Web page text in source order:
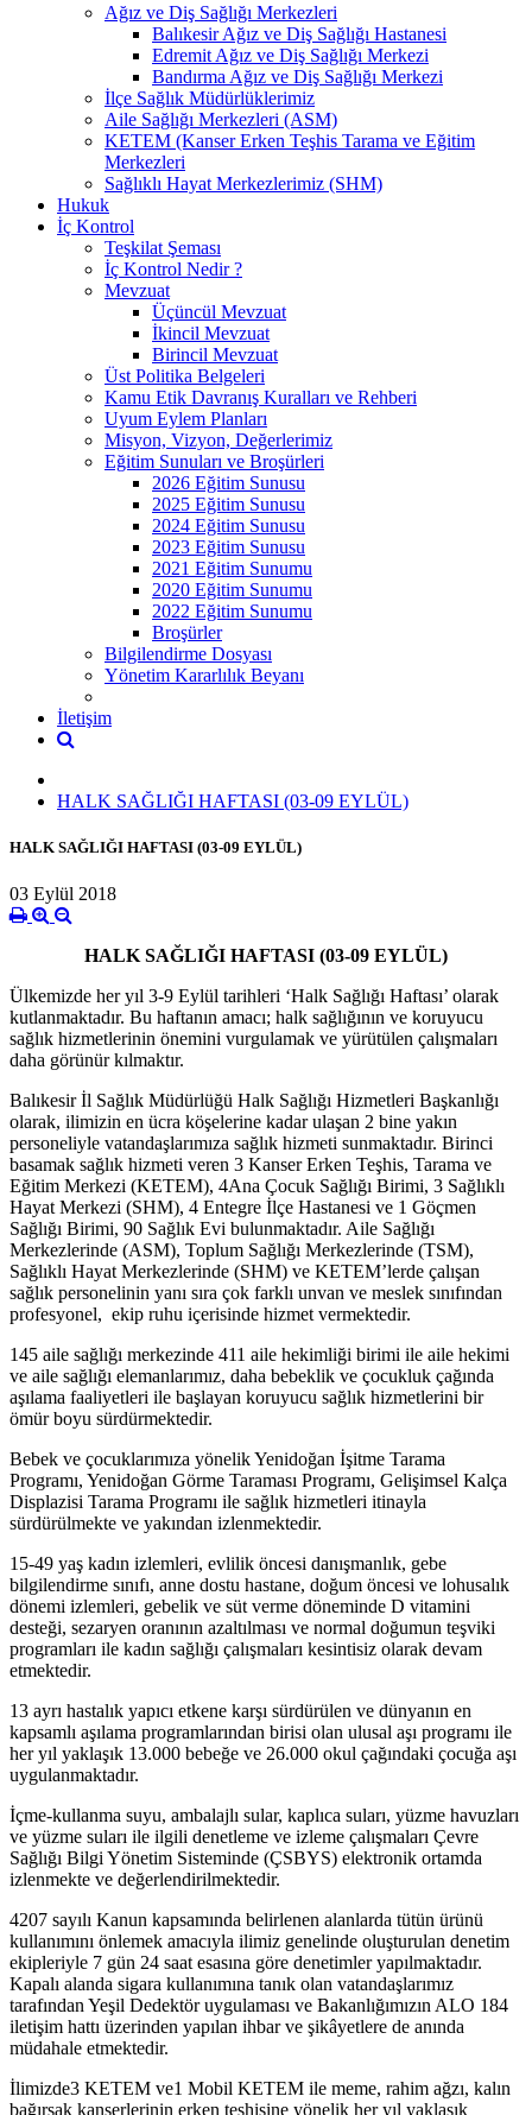
Ağız ve Diş Sağlığı Merkezleri
Balıkesir Ağız ve Diş Sağlığı Hastanesi
Edremit Ağız ve Diş Sağlığı Merkezi
Bandırma Ağız ve Diş Sağlığı Merkezi
İlçe Sağlık Müdürlüklerimiz
Aile Sağlığı Merkezleri (ASM)
KETEM (Kanser Erken Teşhis Tarama ve Eğitim
Merkezleri
Sağlıklı Hayat Merkezlerimiz (SHM)
Hukuk
İç Kontrol
Teşkilat Şeması
İç Kontrol Nedir ?
Mevzuat
Üçüncül Mevzuat
İkincil Mevzuat
Birincil Mevzuat
Üst Politika Belgeleri
Kamu Etik Davranış Kuralları ve Rehberi
Uyum Eylem Planları
Misyon, Vizyon, Değerlerimiz
Eğitim Sunuları ve Broşürleri
2026 Eğitim Sunusu
2025 Eğitim Sunusu
2024 Eğitim Sunusu
2023 Eğitim Sunusu
2021 Eğitim Sunumu
2020 Eğitim Sunumu
2022 Eğitim Sunumu
Broşürler
Bilgilendirme Dosyası
Yönetim Kararlılık Beyanı
İletişim
HALK SAĞLIĞI HAFTASI (03-09 EYLÜL)
HALK SAĞLIĞI HAFTASI (03-09 EYLÜL)
03 Eylül 2018
HALK SAĞLIĞI HAFTASI (03-09 EYLÜL)
Ülkemizde her yıl 3-9 Eylül tarihleri ‘Halk Sağlığı Haftası’ olarak
kutlanmaktadır. Bu haftanın amacı; halk sağlığının ve koruyucu
sağlık hizmetlerinin önemini vurgulamak ve yürütülen çalışmaları
daha görünür kılmaktır.
Balıkesir İl Sağlık Müdürlüğü Halk Sağlığı Hizmetleri Başkanlığı
olarak, ilimizin en ücra köşelerine kadar ulaşan 2 bine yakın
personeliyle vatandaşlarımıza sağlık hizmeti sunmaktadır. Birinci
basamak sağlık hizmeti veren 3 Kanser Erken Teşhis, Tarama ve
Eğitim Merkezi (KETEM), 4Ana Çocuk Sağlığı Birimi, 3 Sağlıklı
Hayat Merkezi (SHM), 4 Entegre İlçe Hastanesi ve 1 Göçmen
Sağlığı Birimi, 90 Sağlık Evi bulunmaktadır. Aile Sağlığı
Merkezlerinde (ASM), Toplum Sağlığı Merkezlerinde (TSM),
Sağlıklı Hayat Merkezlerinde (SHM) ve KETEM’lerde çalışan
sağlık personelinin yanı sıra çok farklı unvan ve meslek sınıfından
profesyonel, ekip ruhu içerisinde hizmet vermektedir.
145 aile sağlığı merkezinde 411 aile hekimliği birimi ile aile hekimi
ve aile sağlığı elemanlarımız, daha bebeklik ve çocukluk çağında
aşılama faaliyetleri ile başlayan koruyucu sağlık hizmetlerini bir
ömür boyu sürdürmektedir.
Bebek ve çocuklarımıza yönelik Yenidoğan İşitme Tarama
Programı, Yenidoğan Görme Taraması Programı, Gelişimsel Kalça
Displazisi Tarama Programı ile sağlık hizmetleri itinayla
sürdürülmekte ve yakından izlenmektedir.
15-49 yaş kadın izlemleri, evlilik öncesi danışmanlık, gebe
bilgilendirme sınıfı, anne dostu hastane, doğum öncesi ve lohusalık
dönemi izlemleri, gebelik ve süt verme döneminde D vitamini
desteği, sezaryen oranının azaltılması ve normal doğumun teşviki
programları ile kadın sağlığı çalışmaları kesintisiz olarak devam
etmektedir.
13 ayrı hastalık yapıcı etkene karşı sürdürülen ve dünyanın en
kapsamlı aşılama programlarından birisi olan ulusal aşı programı ile
her yıl yaklaşık 13.000 bebeğe ve 26.000 okul çağındaki çocuğa aşı
uygulanmaktadır.
İçme-kullanma suyu, ambalajlı sular, kaplıca suları, yüzme havuzları
ve yüzme suları ile ilgili denetleme ve izleme çalışmaları Çevre
Sağlığı Bilgi Yönetim Sisteminde (ÇSBYS) elektronik ortamda
izlenmekte ve değerlendirilmektedir.
4207 sayılı Kanun kapsamında belirlenen alanlarda tütün ürünü
kullanımını önlemek amacıyla ilimiz genelinde oluşturulan denetim
ekipleriyle 7 gün 24 saat esasına göre denetimler yapılmaktadır.
Kapalı alanda sigara kullanımına tanık olan vatandaşlarımız
tarafından Yeşil Dedektör uygulaması ve Bakanlığımızın ALO 184
iletişim hattı üzerinden yapılan ihbar ve şikâyetlere de anında
müdahale etmektedir.
İlimizde3 KETEM ve1 Mobil KETEM ile meme, rahim ağzı, kalın
bağırsak kanserlerinin erken teşhisine yönelik her yıl yaklaşık